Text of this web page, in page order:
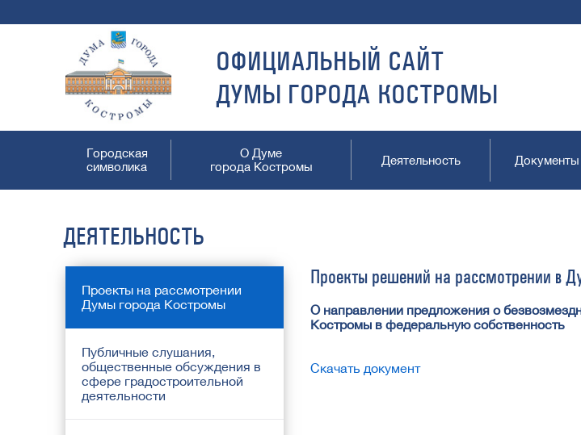
ОФИЦИАЛЬНЫЙ САЙТ
ДУМЫ ГОРОДА КОСТРОМЫ
Городская
символика
О Думе
города Костромы
Деятельность Документы
ДЕЯТЕЛЬНОСТЬ
Проекты на рассмотрении
Думы города Костромы
Публичные слушания,
общественные обсуждения в
сфере градостроительной
деятельности
Проекты решений на рассмотрении в
О направлении предложения о
Костромы в федеральную собственность
Скачать документ